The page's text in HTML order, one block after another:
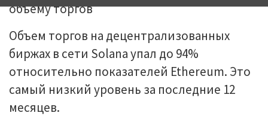
Объем торгов на децентрализованных
биржах в сети Solana упал до 94%
относительно показателей Ethereum. Это
самый низкий уровень за последние 12
месяцев.